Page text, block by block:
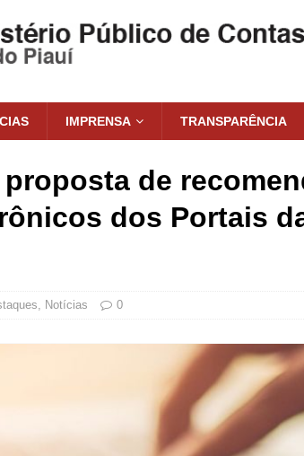
IMPRENSA TRANSPARÊNCIA
proposta de
dos Portais
, Notícias 0